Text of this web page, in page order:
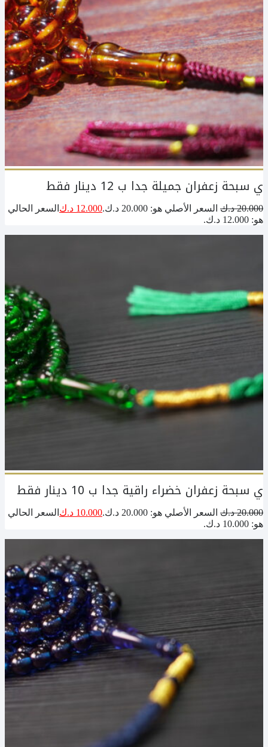
ي سبحة زعفران جميلة جدا ب 12 دينار فقط
20.000 د.ك السعر الأصلي هو: 20.000 د.ك. 12.000 د.ك السعر الحالي
هو: 12.000 د.ك.
ي سبحة زعفران خضراء راقية جدا ب 10 دينار فقط
20.000 د.ك السعر الأصلي هو: 20.000 د.ك. 10.000 د.ك السعر الحالي
هو: 10.000 د.ك.